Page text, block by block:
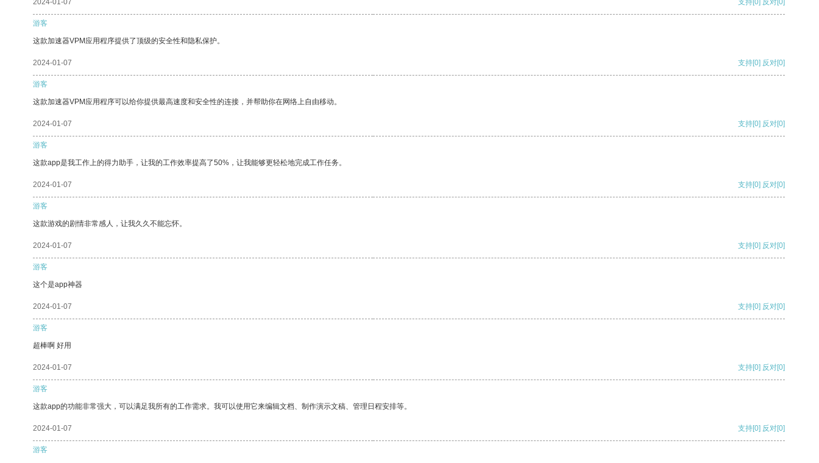
2024-01-07 支持[0] 反对[0]
游客
这款加速器VPM应用程序提供了顶级的安全性和隐私保护。
2024-01-07 支持[0] 反对[0]
游客
这款加速器VPM应用程序可以给你提供最高速度和安全性的连接，并帮助你在网络上自由移动。
2024-01-07 支持[0] 反对[0]
游客
这款app是我工作上的得力助手，让我的工作效率提高了50%，让我能够更轻松地完成工作任务。
2024-01-07 支持[0] 反对[0]
游客
这款游戏的剧情非常感人，让我久久不能忘怀。
2024-01-07 支持[0] 反对[0]
游客
这个是app神器
2024-01-07 支持[0] 反对[0]
游客
超棒啊 好用
2024-01-07 支持[0] 反对[0]
游客
这款app的功能非常强大，可以满足我所有的工作需求。我可以使用它来编辑文档、制作演示文稿、管理日程安排等。
2024-01-07 支持[0] 反对[0]
游客